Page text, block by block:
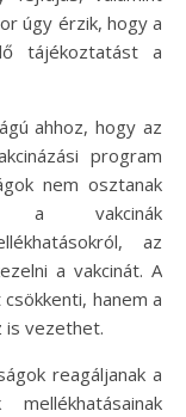
úgy érzik, hogy a
tájékoztatást a
ahhoz, hogy az
program
nem osztanak
a vakcinák
az
a vakcinát. A
hanem a
is vezethet.
reagáljanak a